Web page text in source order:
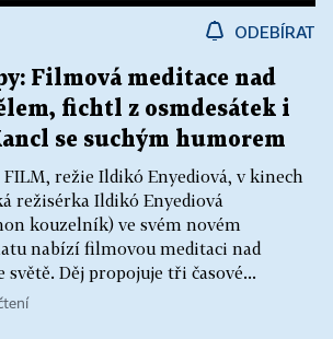
ODEBÍRAT
Filmová meditace nad
fichtl z osmdesátek i
se suchým humorem
režie Ildikó Enyediová, v kinech
režisérka Ildikó Enyediová
kouzelník) ve svém novém
nabízí filmovou meditaci nad
světě. Děj propojuje tři časové...